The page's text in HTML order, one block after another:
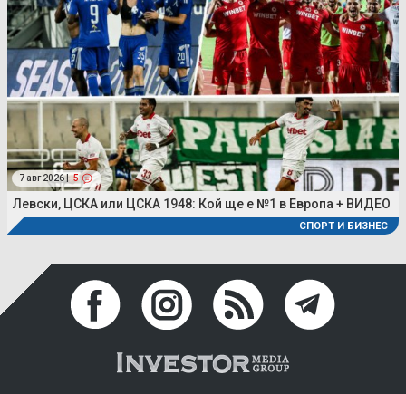
7 авг 2026 | 5
Левски, ЦСКА или ЦСКА 1948: Кой ще е №1 в Европа + ВИДЕО
СПОРТ И БИЗНЕС